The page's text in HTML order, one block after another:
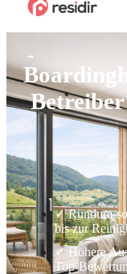
✓ Rundum-
bis zur
✓ Höhere
Top-